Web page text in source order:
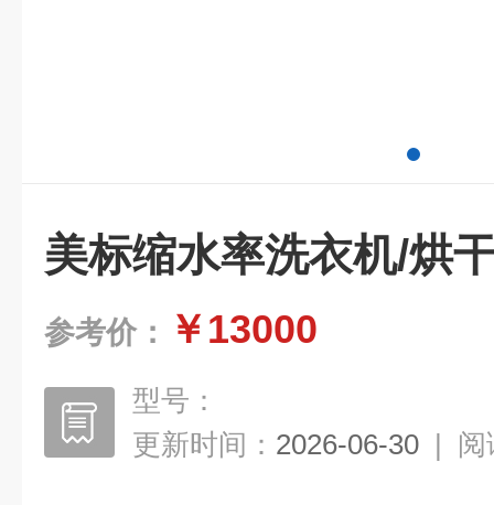
美标缩水率洗衣机/烘
参考价： ￥13000
型号：
更新时间： 2026-06-30 | 阅